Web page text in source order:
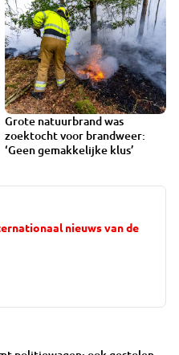
Grote natuurbrand was
zoektocht voor brandweer:
‘Geen gemakkelijke klus’
nieuws van de